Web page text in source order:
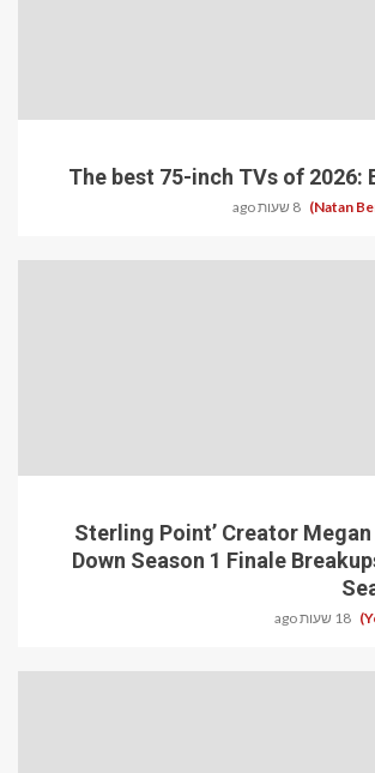
The best 75-inch TVs of 2026:
8 שעות ago
‘Sterling Point’ Creator
Down Season 1 Finale
18 שעות ago